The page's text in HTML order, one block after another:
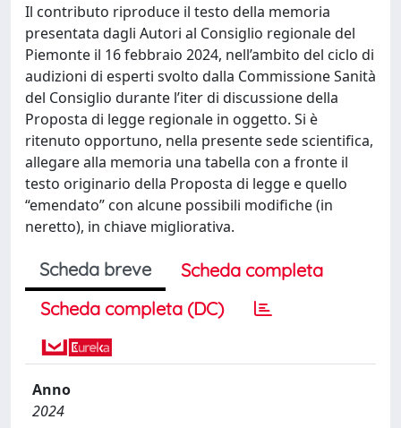
Il contributo riproduce il testo della memoria
presentata dagli Autori al Consiglio regionale del
Piemonte il 16 febbraio 2024, nell’ambito del ciclo di
audizioni di esperti svolto dalla Commissione Sanità
del Consiglio durante l’iter di discussione della
Proposta di legge regionale in oggetto. Si è
ritenuto opportuno, nella presente sede scientifica,
allegare alla memoria una tabella con a fronte il
testo originario della Proposta di legge e quello
“emendato” con alcune possibili modifiche (in
neretto), in chiave migliorativa.
Scheda breve
Scheda completa
Scheda completa (DC)
Anno
2024